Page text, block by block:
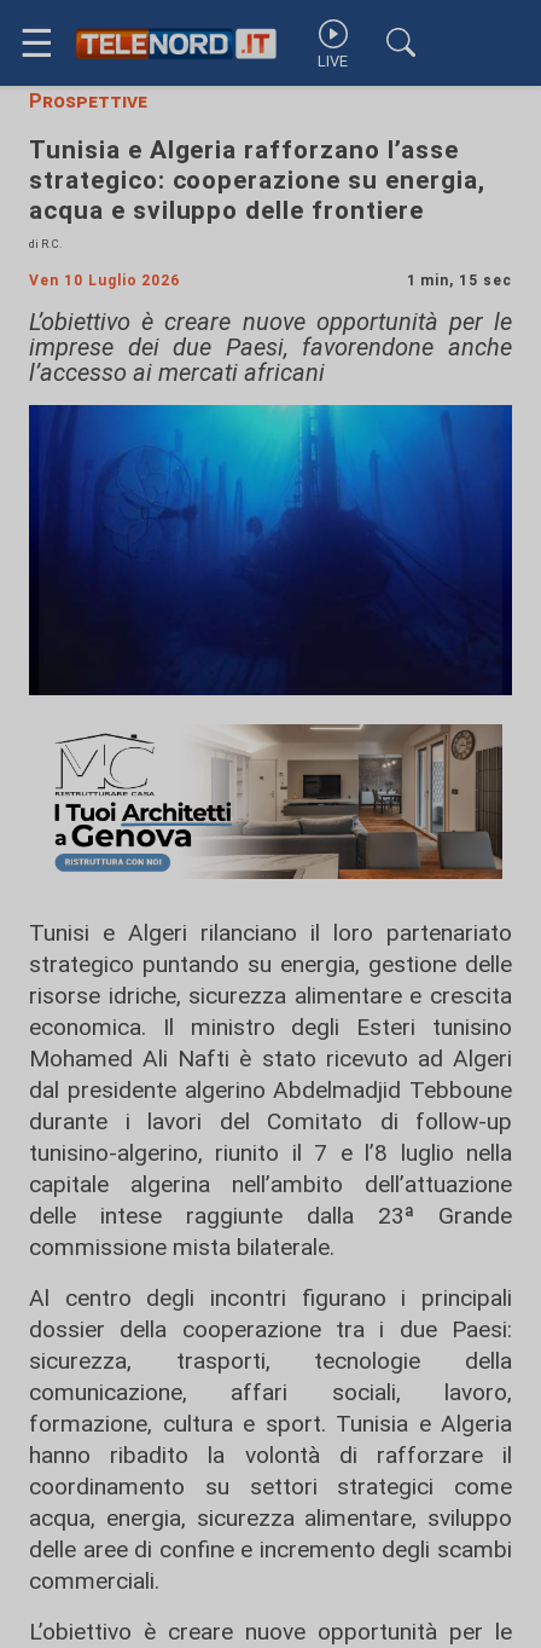
☰ LIVE
Prospettive
Tunisia e Algeria rafforzano l’asse
strategico: cooperazione su energia,
acqua e sviluppo delle frontiere
di R.C.
Ven 10 Luglio 2026 1 min, 15 sec
L’obiettivo è creare nuove opportunità per le
imprese dei due Paesi, favorendone anche
l’accesso ai mercati africani
Tunisi e Algeri rilanciano il loro partenariato
strategico puntando su energia, gestione delle
risorse idriche, sicurezza alimentare e crescita
economica. Il ministro degli Esteri tunisino
Mohamed Ali Nafti è stato ricevuto ad Algeri
dal presidente algerino Abdelmadjid Tebboune
durante i lavori del Comitato di follow-up
tunisino-algerino, riunito il 7 e l’8 luglio nella
capitale algerina nell’ambito dell’attuazione
delle intese raggiunte dalla 23ª Grande
commissione mista bilaterale.
Al centro degli incontri figurano i principali
dossier della cooperazione tra i due Paesi:
sicurezza, trasporti, tecnologie della
comunicazione, affari sociali, lavoro,
formazione, cultura e sport. Tunisia e Algeria
hanno ribadito la volontà di rafforzare il
coordinamento su settori strategici come
acqua, energia, sicurezza alimentare, sviluppo
delle aree di confine e incremento degli scambi
commerciali.
L’obiettivo è creare nuove opportunità per le